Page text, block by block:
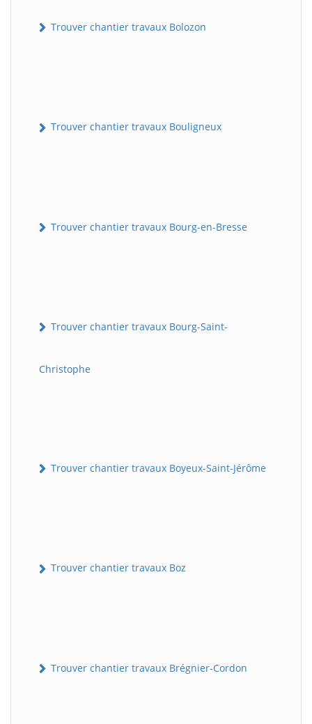
Trouver chantier travaux Bolozon
Trouver chantier travaux Bouligneux
Trouver chantier travaux Bourg-en-Bresse
Trouver chantier travaux Bourg-Saint-
Christophe
Trouver chantier travaux Boyeux-Saint-Jérôme
Trouver chantier travaux Boz
Trouver chantier travaux Brégnier-Cordon